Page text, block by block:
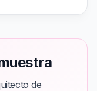
de